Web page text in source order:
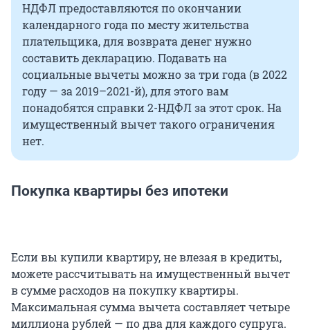
НДФЛ предоставляются по окончании
календарного года по месту жительства
плательщика, для возврата денег нужно
составить декларацию. Подавать на
социальные вычеты можно за три года (в 2022
году — за 2019–2021-й), для этого вам
понадобятся справки 2-НДФЛ за этот срок. На
имущественный вычет такого ограничения
нет.
Покупка квартиры без ипотеки
Если вы купили квартиру, не влезая в кредиты,
можете рассчитывать на имущественный вычет
в сумме расходов на покупку квартиры.
Максимальная сумма вычета составляет четыре
миллиона рублей — по два для каждого супруга.